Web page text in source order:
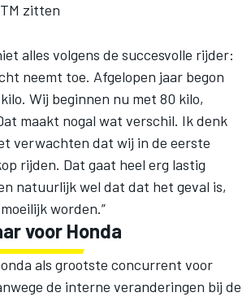
zitten
alles volgens de succesvolle rijder:
neemt toe. Afgelopen jaar begon
Wij beginnen nu met 80 kilo,
maakt nogal wat verschil. Ik denk
verwachten dat wij in de eerste
rijden. Dat gaat heel erg lastig
natuurlijk wel dat dat het geval is,
worden.”
voor Honda
als grootste concurrent voor
de interne veranderingen bij de